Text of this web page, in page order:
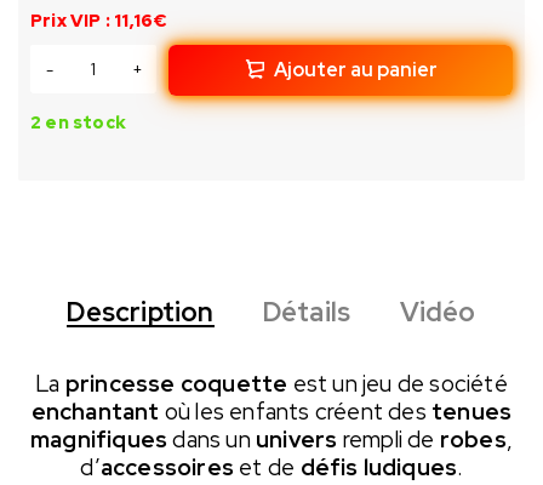
Prix VIP : 11,16€
Ajouter au panier
2 en stock
Description Détails Vidéo
La princesse coquette est un jeu de société
enchantant où les enfants créent des tenues
magnifiques dans un univers rempli de robes,
d’accessoires et de défis ludiques.